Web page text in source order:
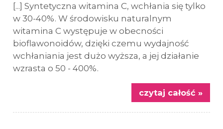
[...] Syntetyczna witamina C, wchłania się tylko
w 30-40%. W środowisku naturalnym
witamina C występuje w obecności
bioflawonoidów, dzięki czemu wydajność
wchłaniania jest dużo wyższa, a jej działanie
wzrasta o 50 - 400%.
czytaj całość »